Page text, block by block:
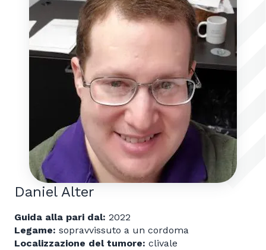
Daniel Alter
Guida alla pari dal: 2022
Legame: sopravvissuto a un cordoma
Localizzazione del tumore: clivale